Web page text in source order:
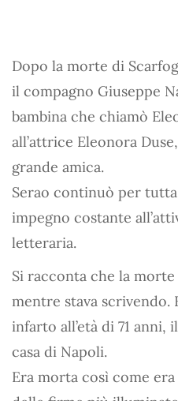
Dopo la morte di
il compagno Giuseppe
bambina che chiamò
all’attrice Eleonora
grande amica.
Serao continuò per
impegno costante
letteraria.
Si racconta che la morte
mentre stava scrivendo.
infarto all’età di 71 anni, il
casa di Napoli.
Era morta così come